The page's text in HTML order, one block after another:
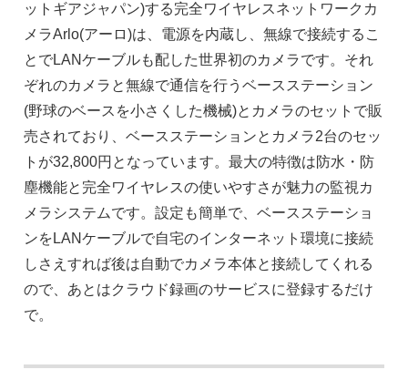
ットギアジャパン)する完全ワイヤレスネットワークカ
メラArlo(アーロ)は、電源を内蔵し、無線で接続するこ
とでLANケーブルも配した世界初のカメラです。それ
ぞれのカメラと無線で通信を行うベースステーション
(野球のベースを小さくした機械)とカメラのセットで販
売されており、ベースステーションとカメラ2台のセッ
トが32,800円となっています。最大の特徴は防水・防
塵機能と完全ワイヤレスの使いやすさが魅力の監視カ
メラシステムです。設定も簡単で、ベースステーショ
ンをLANケーブルで自宅のインターネット環境に接続
しさえすれば後は自動でカメラ本体と接続してくれる
ので、あとはクラウド録画のサービスに登録するだけ
で。